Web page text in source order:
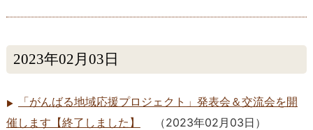
2023年02月03日
「がんばる地域応援プロジェクト」発表会＆交流会を開
催します【終了しました】
（2023年02月03日 ）